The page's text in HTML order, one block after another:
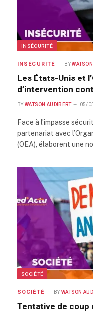
INSÉCURITÉ
INSÉCURITÉ BY
Les États-Unis et
d’intervention
BY WATSON AUDIBERT 05/
Face à l’impasse
partenariat avec
(OEA), élaborent une
SOCIÉTÉ
SOCIÉTÉ BY WATSON
Tentative de coup